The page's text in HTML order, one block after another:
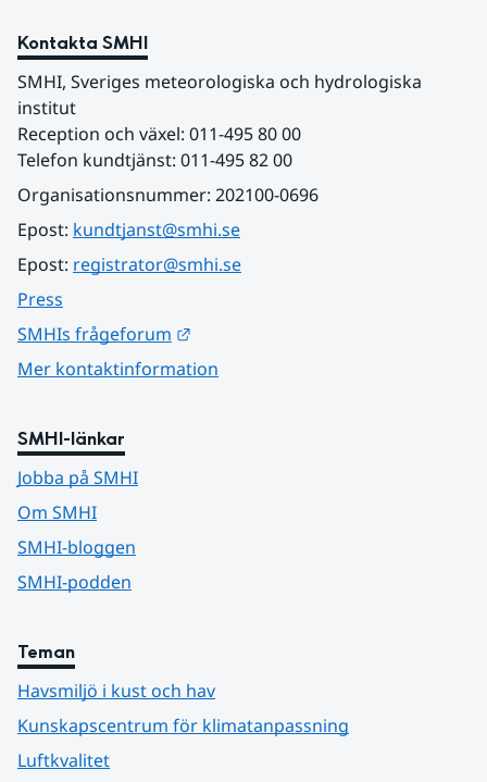
Kontakta SMHI
SMHI, Sveriges meteorologiska och hydrologiska
institut
Reception och växel: 011-495 80 00
Telefon kundtjänst: 011-495 82 00
Organisationsnummer: 202100-0696
Epost: kundtjanst@smhi.se
Epost: registrator@smhi.se
Press
SMHIs frågeforum
Mer kontaktinformation
SMHI-länkar
Jobba på SMHI
Om SMHI
SMHI-bloggen
SMHI-podden
Teman
Havsmiljö i kust och hav
Kunskapscentrum för klimatanpassning
Luftkvalitet